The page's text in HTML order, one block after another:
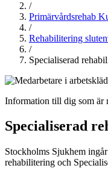
/
Primärvårdsrehab
/
Rehabilitering
/
Specialiserad
Information till dig som är
Specialiserad
Stockholms Sjukhem
rehabilitering och